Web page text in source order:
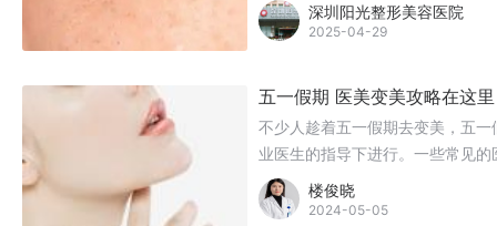
深圳阳光整形美容医院
2025-04-29
五一假期 医美变美攻略在这里
不少人趁着五一假期去变美，五
业医生的指导下进行。一些常见
楼俊晓
2024-05-05